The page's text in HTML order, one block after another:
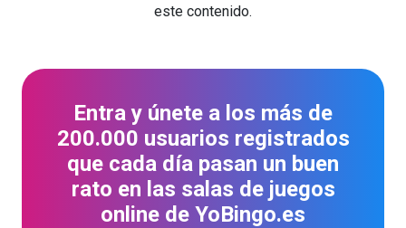
este contenido.
Entra y únete a los más de
200.000 usuarios registrados
que cada día pasan un buen
rato en las salas de juegos
online de YoBingo.es